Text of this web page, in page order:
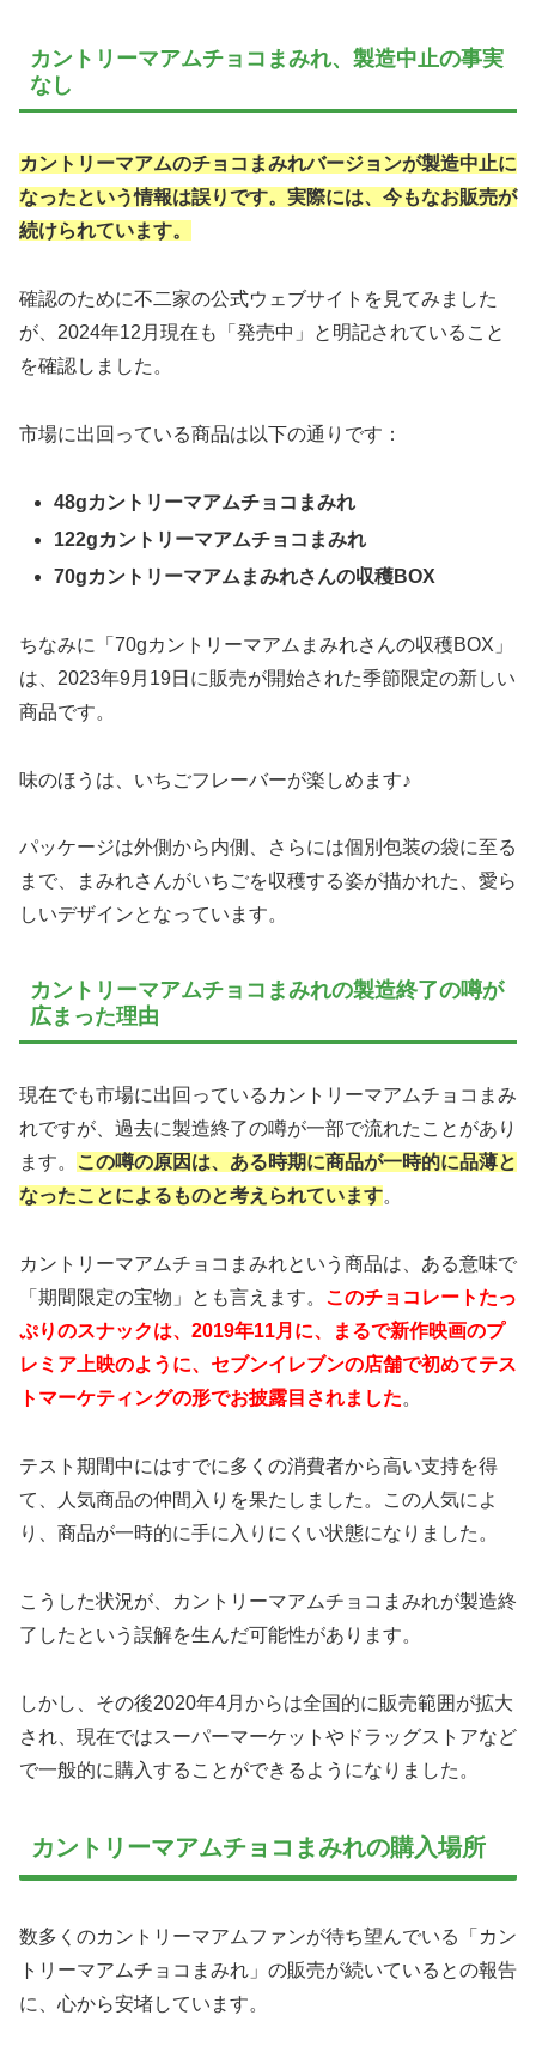
カントリーマアムチョコまみれ、製造中止の事実
なし
カントリーマアムのチョコまみれバージョンが製造中止に
なったという情報は誤りです。実際には、今もなお販売が
続けられています。
確認のために不二家の公式ウェブサイトを見てみました
が、2024年12月現在も「発売中」と明記されていること
を確認しました。
市場に出回っている商品は以下の通りです：
48gカントリーマアムチョコまみれ
122gカントリーマアムチョコまみれ
70gカントリーマアムまみれさんの収穫BOX
ちなみに「70gカントリーマアムまみれさんの収穫BOX」
は、2023年9月19日に販売が開始された季節限定の新しい
商品です。
味のほうは、いちごフレーバーが楽しめます♪
パッケージは外側から内側、さらには個別包装の袋に至る
まで、まみれさんがいちごを収穫する姿が描かれた、愛ら
しいデザインとなっています。
カントリーマアムチョコまみれの製造終了の噂が
広まった理由
現在でも市場に出回っているカントリーマアムチョコまみ
れですが、過去に製造終了の噂が一部で流れたことがあり
ます。
この噂の原因は、ある時期に商品が一時的に品薄と
なったことによるものと考えられています。
カントリーマアムチョコまみれという商品は、ある意味で
「期間限定の宝物」とも言えます。 このチョコレートたっ
ぷりのスナックは、2019年11月に、まるで新作映画のプ
レミア上映のように、セブンイレブンの店舗で初めてテス
トマーケティングの形でお披露目されました。
テスト期間中にはすでに多くの消費者から高い支持を得
て、人気商品の仲間入りを果たしました。この人気によ
り、商品が一時的に手に入りにくい状態になりました。
こうした状況が、カントリーマアムチョコまみれが製造終
了したという誤解を生んだ可能性があります。
しかし、その後2020年4月からは全国的に販売範囲が拡大
され、現在ではスーパーマーケットやドラッグストアなど
で一般的に購入することができるようになりました。
カントリーマアムチョコまみれの購入場所
数多くのカントリーマアムファンが待ち望んでいる「カン
トリーマアムチョコまみれ」の販売が続いているとの報告
に、心から安堵しています。